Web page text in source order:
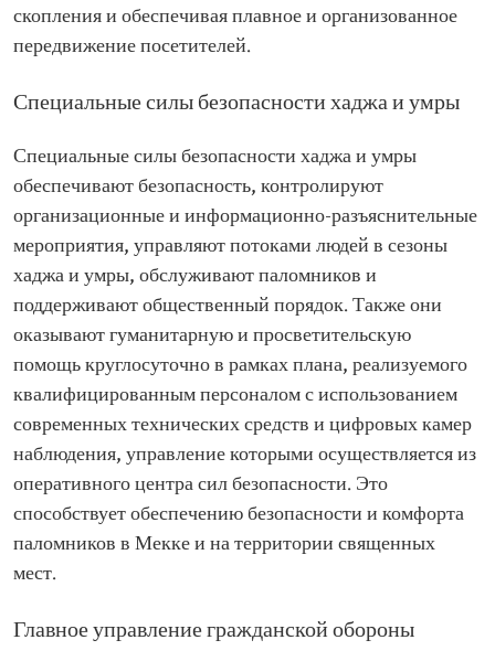
скопления и обеспечивая плавное и организованное
передвижение посетителей.
Специальные силы безопасности хаджа и умры
Специальные силы безопасности хаджа и умры
обеспечивают безопасность, контролируют
организационные и информационно-разъяснительные
мероприятия, управляют потоками людей в сезоны
хаджа и умры, обслуживают паломников и
поддерживают общественный порядок. Также они
оказывают гуманитарную и просветительскую
помощь круглосуточно в рамках плана, реализуемого
квалифицированным персоналом с использованием
современных технических средств и цифровых камер
наблюдения, управление которыми осуществляется из
оперативного центра сил безопасности. Это
способствует обеспечению безопасности и комфорта
паломников в Мекке и на территории священных
мест.
Главное управление гражданской обороны